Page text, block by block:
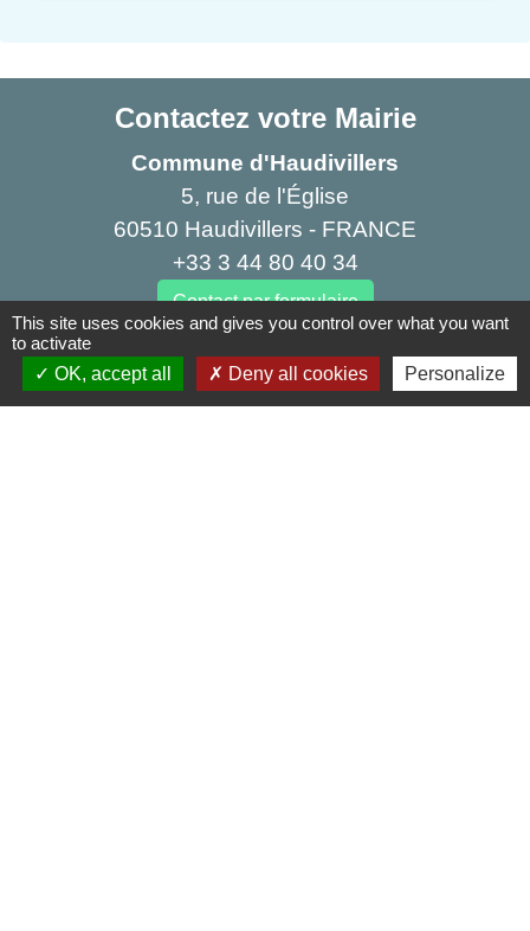
Contactez votre Mairie
Commune d'Haudivillers
5, rue de l'Église
60510 Haudivillers - FRANCE
+33 3 44 80 40 34
Contact par formulaire
Liens
This site uses cookies and gives you control over what you want
to activate
OK, accept all
Deny all cookies Personalize